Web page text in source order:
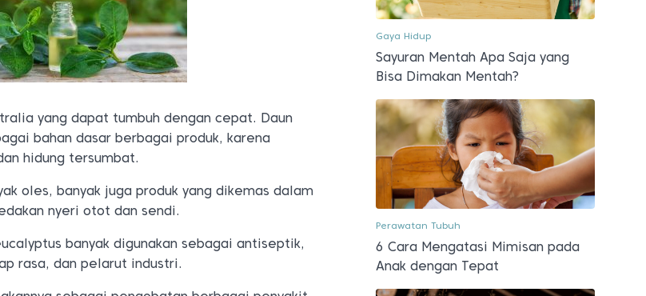
yang dapat tumbuh dengan cepat. Daun
bahan dasar berbagai produk, karena
hidung tersumbat.
oles, banyak juga produk yang dikemas dalam
nyeri otot dan sendi.
banyak digunakan sebagai antiseptik,
rasa, dan pelarut industri.
Gaya Hidup
Sayuran Mentah Apa Saja yang
Bisa Dimakan Mentah?
Perawatan Tubuh
6 Cara Mengatasi Mimisan pada
Anak dengan Tepat